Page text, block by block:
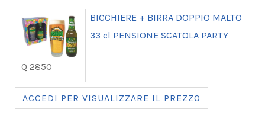
Q 2850
BICCHIERE + BIRRA DOPPIO MALTO
33 cl PENSIONE SCATOLA PARTY
ACCEDI PER VISUALIZZARE IL PREZZO